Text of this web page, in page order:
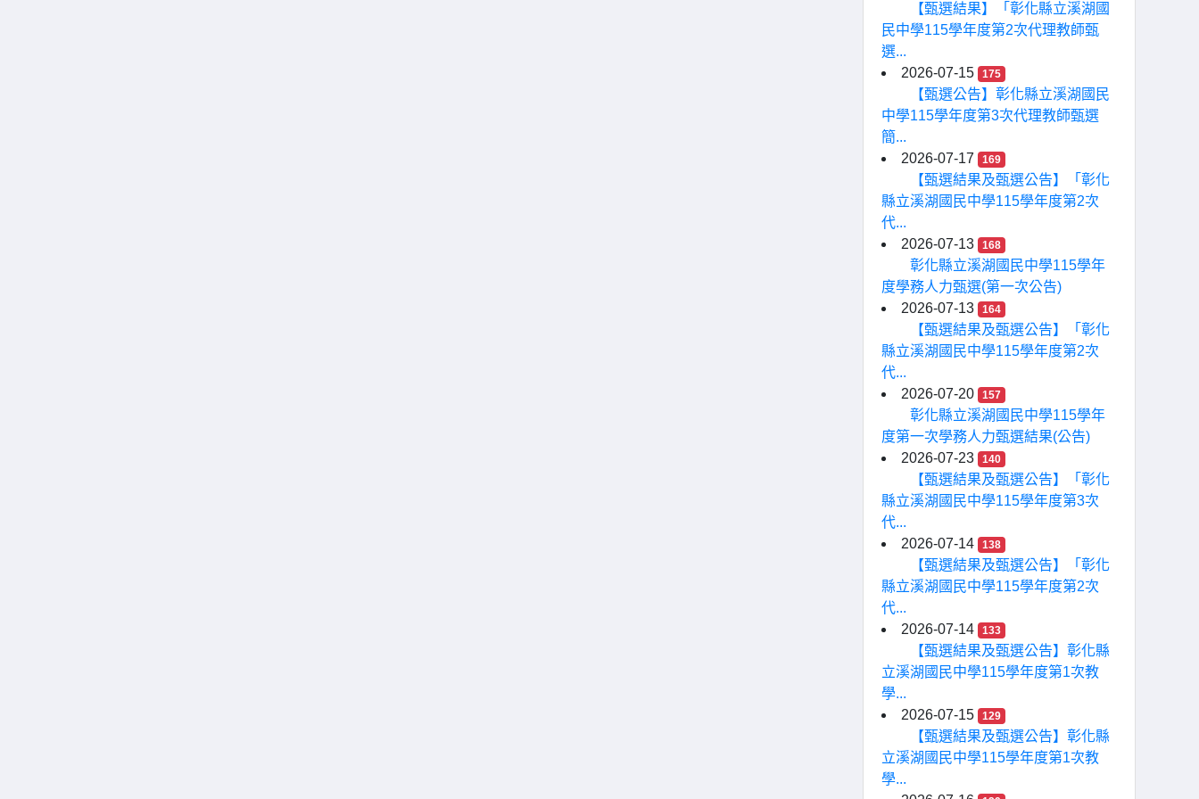
【甄選結果】「彰化縣立溪湖國
民中學115學年度第2次代理教師甄
選...
2026-07-15
175
【甄選公告】彰化縣立溪湖國民
中學115學年度第3次代理教師甄選
簡...
2026-07-17
169
【甄選結果及甄選公告】「彰化
縣立溪湖國民中學115學年度第2次
代...
2026-07-13
168
彰化縣立溪湖國民中學115學年
度學務人力甄選(第一次公告)
2026-07-13
164
【甄選結果及甄選公告】「彰化
縣立溪湖國民中學115學年度第2次
代...
2026-07-20
157
彰化縣立溪湖國民中學115學年
度第一次學務人力甄選結果(公告)
2026-07-23
140
【甄選結果及甄選公告】「彰化
縣立溪湖國民中學115學年度第3次
代...
2026-07-14
138
【甄選結果及甄選公告】「彰化
縣立溪湖國民中學115學年度第2次
代...
2026-07-14
133
【甄選結果及甄選公告】彰化縣
立溪湖國民中學115學年度第1次教
學...
2026-07-15
129
【甄選結果及甄選公告】彰化縣
立溪湖國民中學115學年度第1次教
學...